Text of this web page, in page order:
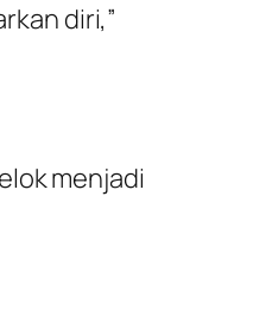
diri,”
menjadi